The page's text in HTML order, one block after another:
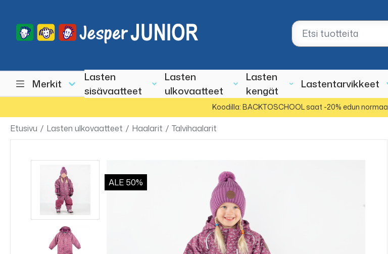
Merkit
Lasten
sisävaatteet
Lasten
ulkovaatteet
Lasten
kengät
Lastentarvikkeet
Koodilla: BACKTOSCHOOL saat -20% edun
Etusivu / Lasten ulkovaatteet / Haalarit / Talvihaalarit
ALE 50%